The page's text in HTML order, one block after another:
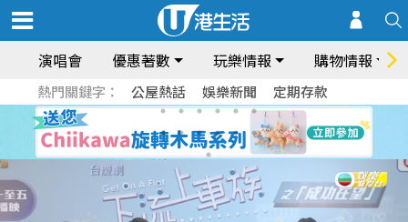
演唱會 優惠著數 玩樂情報 購物情報
熱門關鍵字： 公屋熱話 娛樂新聞 定期存款